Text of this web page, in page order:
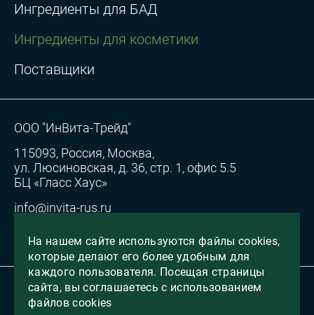
Ингредиенты для БАД
Ингредиенты для косметики
Поставщики
ООО "ИнВита-Трейд"
115093, Россия, Москва,
ул. Люсиновская, д. 36, стр. 1, офис 5.5
БЦ «Гласс Хаус»
info@invita-rus.ru
Согласие на обработку персональных данных
Все права защищены, 2026
На нашем сайте используются файлы cookies,
которые делают его более удобным для
каждого пользователя. Посещая страницы
сайта, вы соглашаетесь с использованием
файлов cookies